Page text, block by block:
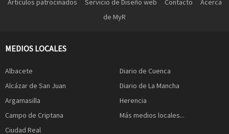
Artículos patrocinados Servicio de Diseño web Contacto
Acerca
de MyR
MEDIOS LOCALES
Albacete
Alcázar de San Juan
Argamasilla
Campo de Criptana
Ciudad Real
Diario de Cuenca
Diario de La Mancha
Herencia
Más medios locales...